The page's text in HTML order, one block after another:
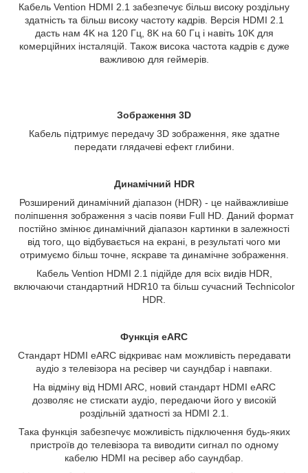
Кабель Vention HDMI 2.1 забезпечує більш високу роздільну
здатність та більш високу частоту кадрів. Версія HDMI 2.1
дасть нам 4K на 120 Гц, 8K на 60 Гц і навіть 10K для
комерційних інсталяцій. Також висока частота кадрів є дуже
важливою для геймерів.
Зображення 3D
Кабель підтримує передачу 3D зображення, яке здатне
передати глядачеві ефект глибини.
Динамічний HDR
Розширений динамічний діапазон (HDR) - це найважливіше
поліпшення зображення з часів появи Full HD. Даний формат
постійно змінює динамічний діапазон картинки в залежності
від того, що відбувається на екрані, в результаті чого ми
отримуємо більш точне, яскраве та динамічне зображення.
Кабель Vention HDMI 2.1 підійде для всіх видів HDR,
включаючи стандартний HDR10 та більш сучасний Technicolor
HDR.
Функція eARC
Стандарт HDMI eARC відкриває нам можливість передавати
аудіо з телевізора на ресівер чи саундбар і навпаки.
На відміну від HDMI ARC, новий стандарт HDMI eARC
дозволяє не стискати аудіо, передаючи його у високій
роздільній здатності за HDMI 2.1.
Така функція забезпечує можливість підключення будь-яких
пристроїв до телевізора та виводити сигнал по одному
кабелю HDMI на ресівер або саундбар.